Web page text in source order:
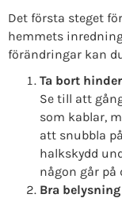
Det första steget
hemmets
förändringar kan
Ta bort
Se till att
som kablar,
att snubbla
halkskydd
någon går på
Bra belysning